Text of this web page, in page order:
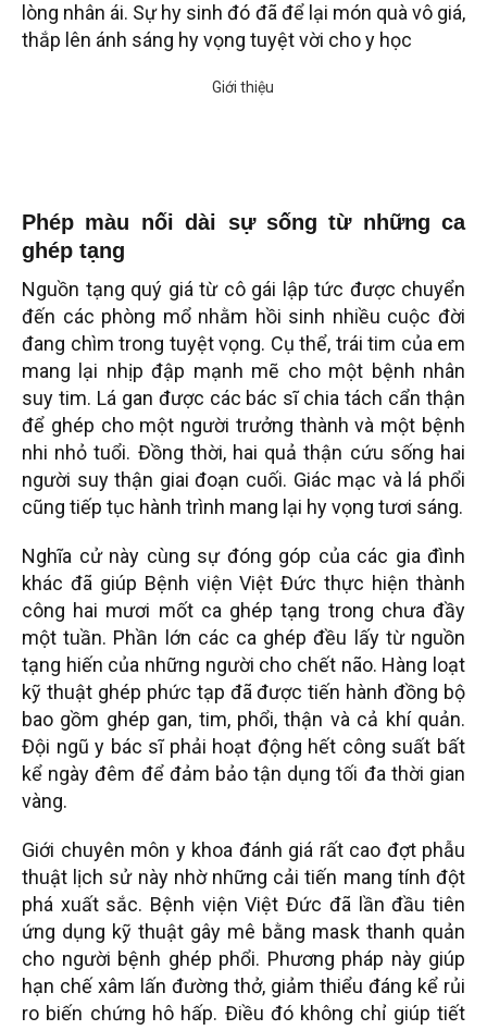
lòng nhân ái. Sự hy sinh đó đã để lại món quà vô giá,
thắp lên ánh sáng hy vọng tuyệt vời cho y học
Phép màu nối dài sự sống từ những ca
ghép tạng
Nguồn tạng quý giá từ cô gái lập tức được chuyển
đến các phòng mổ nhằm hồi sinh nhiều cuộc đời
đang chìm trong tuyệt vọng. Cụ thể, trái tim của em
mang lại nhịp đập mạnh mẽ cho một bệnh nhân
suy tim. Lá gan được các bác sĩ chia tách cẩn thận
để ghép cho một người trưởng thành và một bệnh
nhi nhỏ tuổi. Đồng thời, hai quả thận cứu sống hai
người suy thận giai đoạn cuối. Giác mạc và lá phổi
cũng tiếp tục hành trình mang lại hy vọng tươi sáng.
Nghĩa cử này cùng sự đóng góp của các gia đình
khác đã giúp Bệnh viện Việt Đức thực hiện thành
công hai mươi mốt ca ghép tạng trong chưa đầy
một tuần. Phần lớn các ca ghép đều lấy từ nguồn
tạng hiến của những người cho chết não. Hàng loạt
kỹ thuật ghép phức tạp đã được tiến hành đồng bộ
bao gồm ghép gan, tim, phổi, thận và cả khí quản.
Đội ngũ y bác sĩ phải hoạt động hết công suất bất
kể ngày đêm để đảm bảo tận dụng tối đa thời gian
vàng.
Giới chuyên môn y khoa đánh giá rất cao đợt phẫu
thuật lịch sử này nhờ những cải tiến mang tính đột
phá xuất sắc. Bệnh viện Việt Đức đã lần đầu tiên
ứng dụng kỹ thuật gây mê bằng mask thanh quản
cho người bệnh ghép phổi. Phương pháp này giúp
hạn chế xâm lấn đường thở, giảm thiểu đáng kể rủi
ro biến chứng hô hấp. Điều đó không chỉ giúp tiết